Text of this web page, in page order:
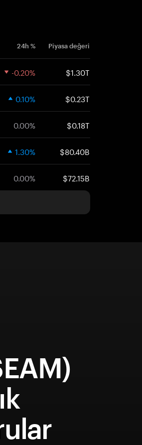
24h % Piyasa değeri
-0.20% $1.30T
0.10% $0.23T
0.00% $0.18T
1.30% $80.40B
0.00% $72.15B